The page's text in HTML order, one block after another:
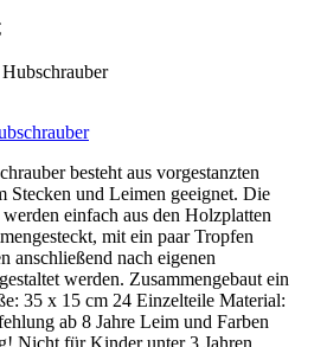
besteht aus vorgestanzten
Stecken und Leimen geeignet. Die
einfach aus den Holzplatten
mit ein paar Tropfen
anschließend nach eigenen
werden. Zusammengebaut ein
35 x 15 cm 24 Einzelteile Material:
ab 8 Jahre Leim und Farben
Nicht für Kinder unter 3 Jahren